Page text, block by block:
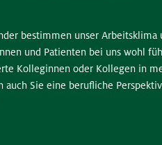
bestimmen unser Arbeitsklima
und Patienten bei uns wohl
Kolleginnen oder Kollegen in
Sie eine berufliche